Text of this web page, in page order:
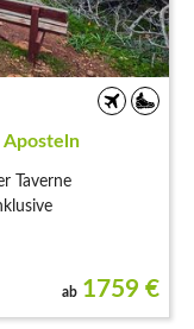
Aposteln
Taverne
ab 1759 €